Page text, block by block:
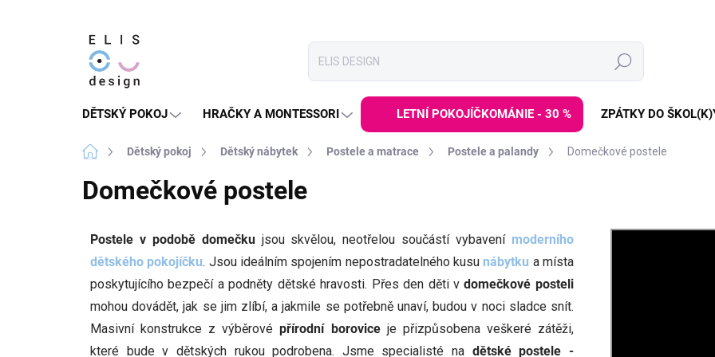
Hledat
DĚTSKÝ POKOJ HRAČKY A MONTESSORI LETNÍ POKOJÍČKOMÁNIE - 30 % ZPÁTKY DO
Domů Dětský pokoj Dětský nábytek Postele a matrace Postele a palandy Domečkové postele
Domečkové postele
Postele v podobě domečkujsou skvělou, neotřelou součástí vybavení moderního
dětského pokojíčku. Jsou ideálním spojením nepostradatelného kusu nábytku a místa
poskytujícího bezpečí a podněty dětské hravosti. Přes den děti vdomečkové posteli
mohou dovádět, jak se jim zlíbí, a jakmile se potřebně unaví, budou v noci sladce snít.
Masivní konstrukce z výběrovépřírodní boroviceje přizpůsobena veškeré zátěži,
které bude v dětských rukou podrobena. Jsme specialisté na dětské postele -